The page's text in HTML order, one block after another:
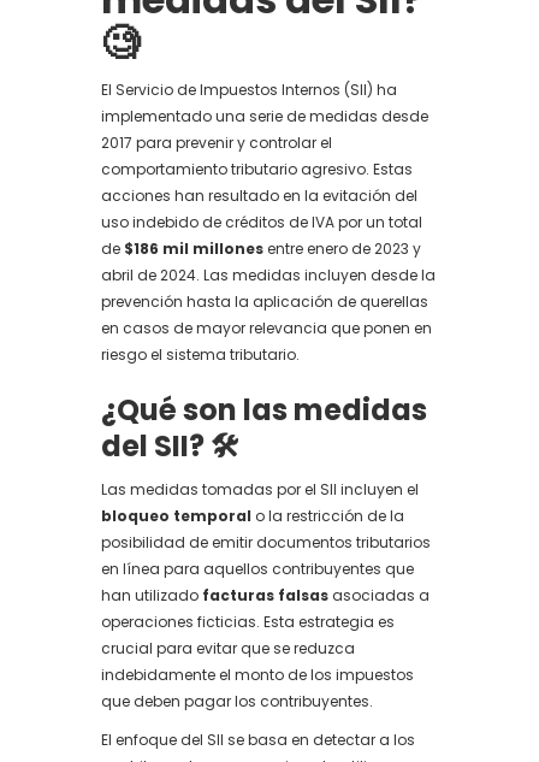
🧐
El Servicio de Impuestos Internos (SII) ha
implementado una serie de medidas desde
2017 para prevenir y controlar el
comportamiento tributario agresivo. Estas
acciones han resultado en la evitación del
uso indebido de créditos de IVA por un total
de $186 mil millonesentre enero de 2023 y
abril de 2024. Las medidas incluyen desde la
prevención hasta la aplicación de querellas
en casos de mayor relevancia que ponen en
riesgo el sistema tributario.
¿Qué son las medidas
del SII? 🛠️
Las medidas tomadas por el SII incluyen el
bloqueo temporal o la restricción de la
posibilidad de emitir documentos tributarios
en línea para aquellos contribuyentes que
han utilizado facturas falsasasociadas a
operaciones ficticias. Esta estrategia es
crucial para evitar que se reduzca
indebidamente el monto de los impuestos
que deben pagar los contribuyentes.
El enfoque del SII se basa en detectar a los